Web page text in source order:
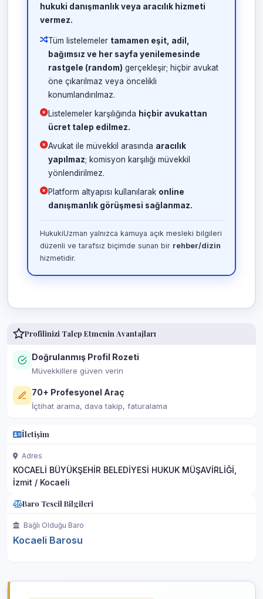
hukuki danışmanlık veya aracılık hizmeti
vermez.
Tüm listelemeler tamamen eşit, adil,
bağımsız ve her sayfa yenilemesinde
rastgele (random) gerçekleşir; hiçbir avukat
öne çıkarılmaz veya öncelikli
konumlandırılmaz.
Listelemeler karşılığında hiçbir avukattan
ücret talep edilmez.
Avukat ile müvekkil arasında aracılık
yapılmaz; komisyon karşılığı müvekkil
yönlendirilmez.
Platform altyapısı kullanılarak online
danışmanlık görüşmesi sağlanmaz.
HukukiUzman yalnızca kamuya açık mesleki bilgileri
düzenli ve tarafsız biçimde sunan bir rehber/dizin
hizmetidir.
Profilinizi Talep Etmenin Avantajları
Doğrulanmış Profil Rozeti
Müvekkillere güven verin
70+ Profesyonel Araç
İçtihat arama, dava takip, faturalama
İletişim
Adres
KOCAELİ BÜYÜKŞEHİR BELEDİYESİ HUKUK MÜŞAVİRLİĞİ,
İzmit / Kocaeli
Baro Tescil Bilgileri
Bağlı Olduğu Baro
Kocaeli Barosu